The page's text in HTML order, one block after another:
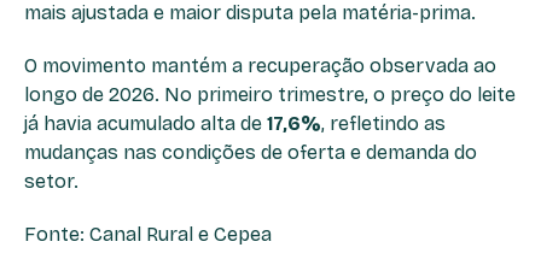
mais ajustada e maior disputa pela matéria-prima.
O movimento mantém a recuperação observada ao
longo de 2026. No primeiro trimestre, o preço do leite
já havia acumulado alta de 17,6%, refletindo as
mudanças nas condições de oferta e demanda do
setor.
Fonte: Canal Rural e Cepea